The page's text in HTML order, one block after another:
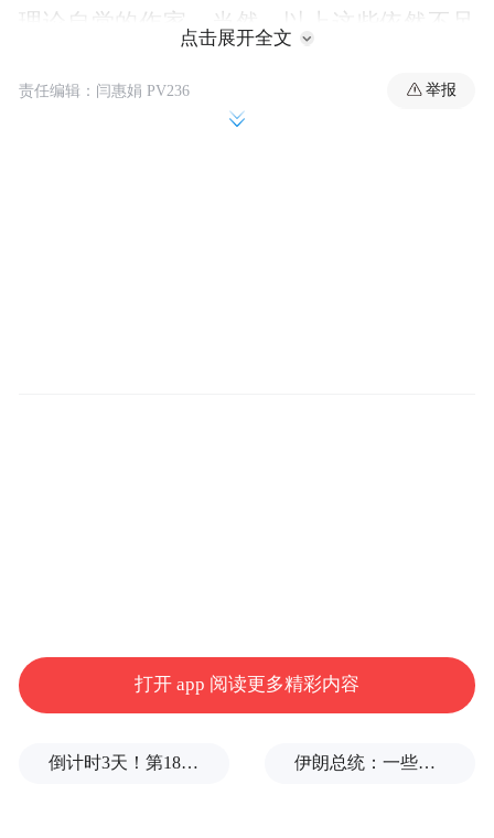
理论自觉的作家。当然，以上这些依然不足
的视角来看，柯布还是一位东方文化的痴迷
者，一位让人又爱又恨的控制狂，一位让爱
点击展开全文
责任编辑：闫惠娟 PV236 举报
打开 app 阅读更多精彩内容
倒计时3天！第18届影响世界华人盛典即将启幕 伊朗总统：一些人认为美欧会出现通货膨胀，伊朗不会，我无法理解